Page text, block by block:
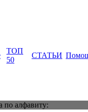
ТОП
50
СТАТЬИ
по алфавиту: